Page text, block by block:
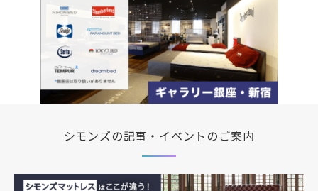
シモンズの記事・イベントのご案内